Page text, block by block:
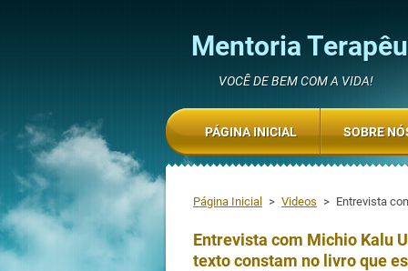
Mentoria
VOCÊ DE BEM COM A VIDA!
Página Inicial > Videos > Entrevista
Entrevista com Michio Kalu
texto constam no livro que
PÁGINA INICIAL SOBRE